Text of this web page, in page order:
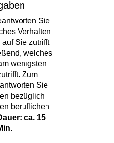
Sie
Verhalten
Sie zutrifft
welches
wenigsten
Zum
Sie
bezüglich
beruflichen
ca. 15